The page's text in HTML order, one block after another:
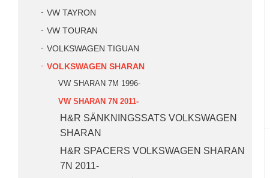
VW TAYRON
VW TOURAN
VOLKSWAGEN TIGUAN
VOLKSWAGEN SHARAN
VW SHARAN 7M 1996-
VW SHARAN 7N 2011-
H&R SÄNKNINGSSATS VOLKSWAGEN
SHARAN
H&R SPACERS VOLKSWAGEN SHARAN
7N 2011-